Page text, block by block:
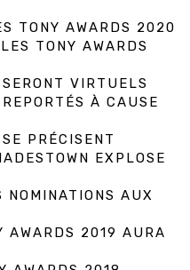
TONY AWARDS 2020
TONY AWARDS
VIRTUELS
À CAUSE
PRÉCISENT
EXPLOSE
NOMINATIONS AUX
AWARDS 2019 AURA